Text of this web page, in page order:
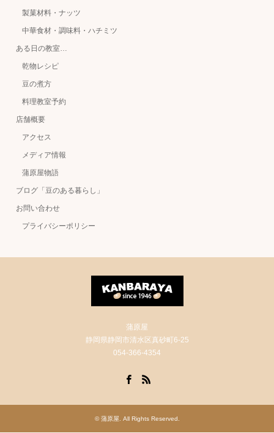
製菓材料・ナッツ
中華食材・調味料・ハチミツ
ある日の教室…
乾物レシピ
豆の煮方
料理教室予約
店舗概要
アクセス
メディア情報
蒲原屋物語
ブログ「豆のある暮らし」
お問い合わせ
プライバシーポリシー
蒲原屋
静岡県静岡市清水区真砂町6-25
054-366-4354
©蒲原屋 . All Rights Reserved.